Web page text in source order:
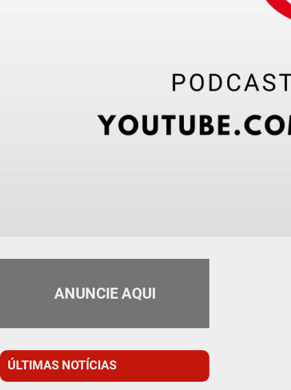
ANUNCIE AQUI
ÚLTIMAS NOTÍCIAS